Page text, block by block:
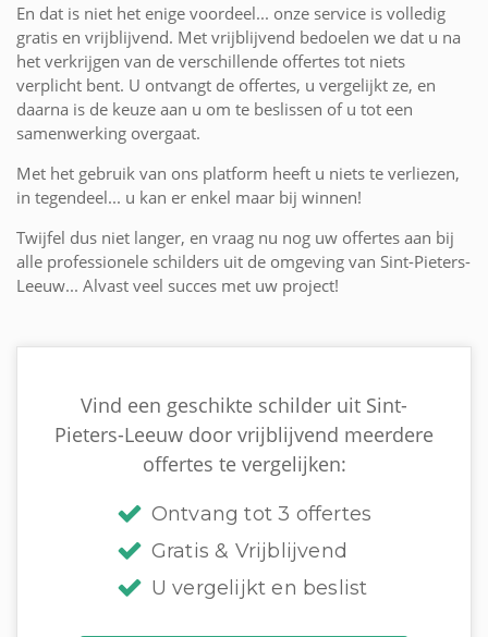
En dat is niet het enige voordeel... onze service is volledig
gratis en vrijblijvend. Met vrijblijvend bedoelen we dat u na
het verkrijgen van de verschillende offertes tot niets
verplicht bent. U ontvangt de offertes, u vergelijkt ze, en
daarna is de keuze aan u om te beslissen of u tot een
samenwerking overgaat.
Met het gebruik van ons platform heeft u niets te verliezen,
in tegendeel... u kan er enkel maar bij winnen!
Twijfel dus niet langer, en vraag nu nog uw offertes aan bij
alle professionele schilders uit de omgeving van Sint-Pieters-
Leeuw... Alvast veel succes met uw project!
Vind een geschikte schilder uit Sint-
Pieters-Leeuw door vrijblijvend meerdere
offertes te vergelijken:
Ontvang tot 3 offertes
Gratis & Vrijblijvend
U vergelijkt en beslist